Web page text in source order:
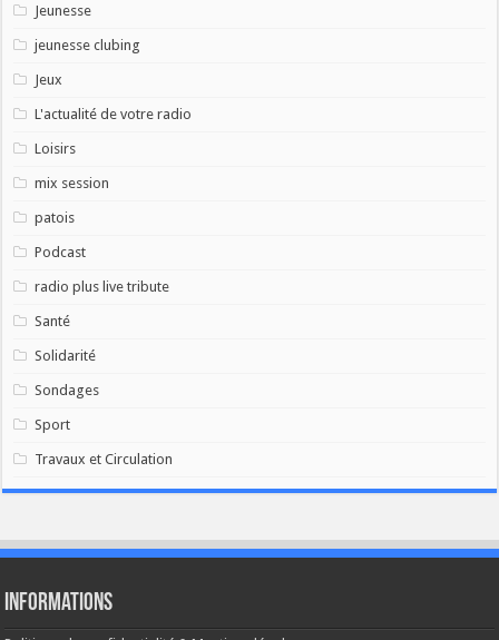
Jeunesse
jeunesse clubing
Jeux
L'actualité de votre radio
Loisirs
mix session
patois
Podcast
radio plus live tribute
Santé
Solidarité
Sondages
Sport
Travaux et Circulation
Informations